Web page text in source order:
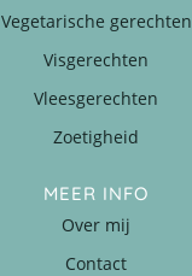
Vegetarische gerechten
Visgerechten
Vleesgerechten
Zoetigheid
MEER INFO
Over mij
Contact